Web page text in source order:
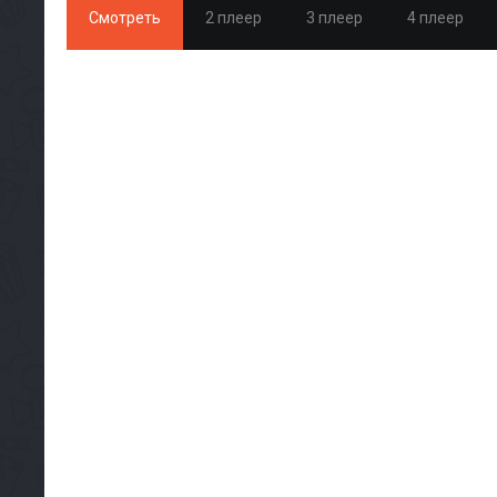
Смотреть 2 плеер 3 плеер 4 плеер